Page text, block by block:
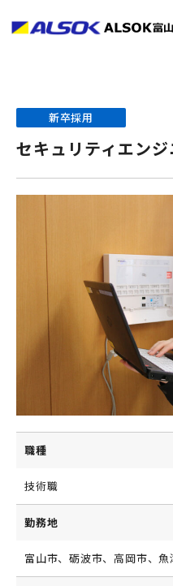
新卒採用
セキュリティエンジ
職種
技術職
勤務地
富山市、砺波市、高岡市、魚